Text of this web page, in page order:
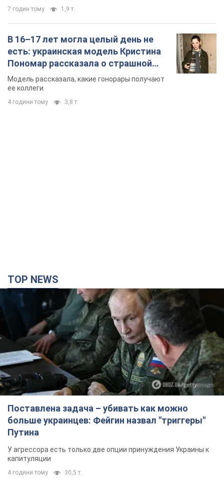
7 годин тому 1,9 т.
В 16–17 лет могла целый день не
есть: украинская модель Кристина
Пономар рассказала о страшной
стороне модельной карьеры
Модель рассказала, какие гонорары получают
ее коллеги
4 години тому 3,8 т.
TOP NEWS
Поставлена задача – убивать как можно
больше украинцев: Фейгин назвал "триггеры"
Путина
У агрессора есть только две опции принуждения Украины к
капитуляции
4 години тому 30,5 т.